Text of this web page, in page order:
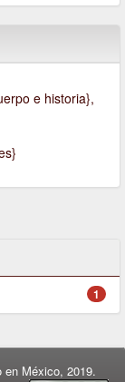
e historia},
1
en México, 2019.